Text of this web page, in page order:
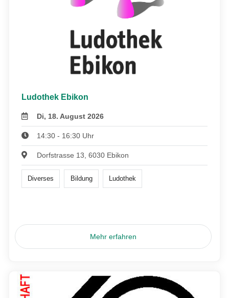
Ludothek Ebikon
Di, 18. August 2026
14:30 - 16:30 Uhr
Dorfstrasse 13, 6030 Ebikon
Diverses Bildung Ludothek
Mehr erfahren